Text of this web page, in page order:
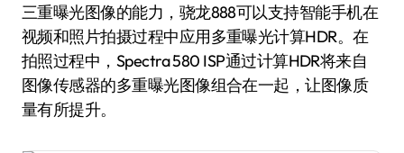
三重曝光图像的能力，骁龙888可以支持智能手机在
视频和照片拍摄过程中应用多重曝光计算HDR。在
拍照过程中，Spectra 580 ISP通过计算HDR将来自
图像传感器的多重曝光图像组合在一起，让图像质
量有所提升。